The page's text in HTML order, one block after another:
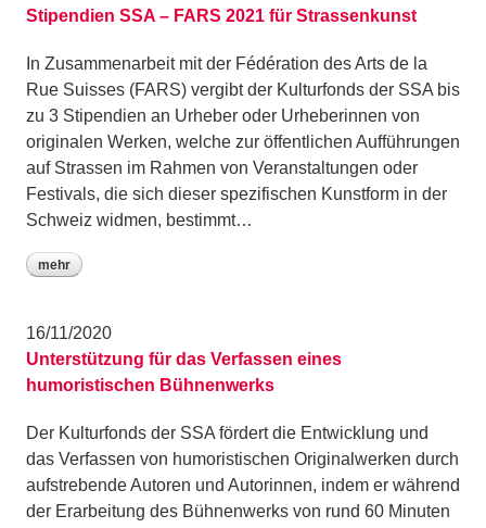
Stipendien SSA – FARS 2021 für Strassenkunst
In Zusammenarbeit mit der Fédération des Arts de la
Rue Suisses (FARS) vergibt der Kulturfonds der SSA bis
zu 3 Stipendien an Urheber oder Urheberinnen von
originalen Werken, welche zur öffentlichen Aufführungen
auf Strassen im Rahmen von Veranstaltungen oder
Festivals, die sich dieser spezifischen Kunstform in der
Schweiz widmen, bestimmt…
mehr
16/11/2020
Unterstützung für das Verfassen eines
humoristischen Bühnenwerks
Der Kulturfonds der SSA fördert die Entwicklung und
das Verfassen von humoristischen Originalwerken durch
aufstrebende Autoren und Autorinnen, indem er während
der Erarbeitung des Bühnenwerks von rund 60 Minuten